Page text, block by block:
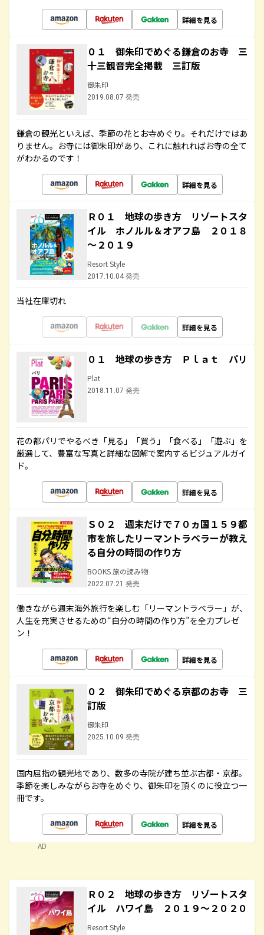
詳細を見る
０１ 御朱印でめぐる鎌倉のお寺 三
十三観音完全掲載 三訂版
御朱印
2019.08.07 発売
鎌倉の観光といえば、季節の花とお寺めぐり。それだけではあ
りません。お寺には御朱印があり、これに触れればお寺の全て
がわかるのです！
詳細を見る
Ｒ０１ 地球の歩き方 リゾートスタ
イル ホノルル＆オアフ島 ２０１８
～２０１９
Resort Style
2017.10.04 発売
当社在庫切れ
詳細を見る
０１ 地球の歩き方 Ｐｌａｔ パリ
Plat
2018.11.07 発売
花の都パリでやるべき「見る」「買う」「食べる」「遊ぶ」を
厳選して、豊富な写真と詳細な図解で案内するビジュアルガイ
ド。
詳細を見る
Ｓ０２ 週末だけで７０ヵ国１５９都
市を旅したリーマントラベラーが教え
る自分の時間の作り方
BOOKS 旅の読み物
2022.07.21 発売
働きながら週末海外旅行を楽しむ「リーマントラベラー」が、
人生を充実させるための“自分の時間の作り方”を全力プレゼ
ン！
詳細を見る
０２ 御朱印でめぐる京都のお寺 三
訂版
御朱印
2025.10.09 発売
国内屈指の観光地であり、数多の寺院が建ち並ぶ古都・京都。
季節を楽しみながらお寺をめぐり、御朱印を頂くのに役立つ一
冊です。
詳細を見る
AD
Ｒ０２ 地球の歩き方 リゾートスタ
イル ハワイ島 ２０１９～２０２０
Resort Style